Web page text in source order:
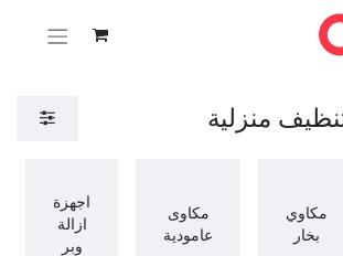
منزلية
مكاوي
بخار
مكاوى
عامودية
اجهزة
ازالة
وبر